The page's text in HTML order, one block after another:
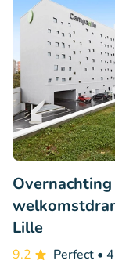
Lille
9.2 Perfect •